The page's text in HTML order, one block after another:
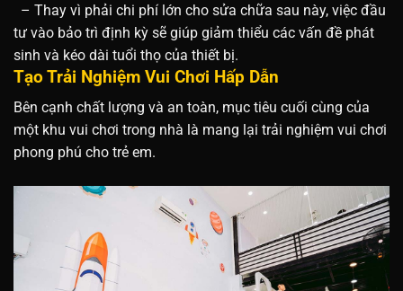
– Thay vì phải chi phí lớn cho sửa chữa sau này, việc đầu
tư vào bảo trì định kỳ sẽ giúp giảm thiểu các vấn đề phát
sinh và kéo dài tuổi thọ của thiết bị.
Tạo Trải Nghiệm Vui Chơi Hấp Dẫn
Bên cạnh chất lượng và an toàn, mục tiêu cuối cùng của
một khu vui chơi trong nhà là mang lại trải nghiệm vui chơi
phong phú cho trẻ em.